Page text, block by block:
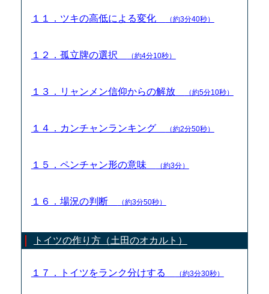
１１．ツキの高低による変化 （約3分40秒）
１２．孤立牌の選択 （約4分10秒）
１３．リャンメン信仰からの解放 （約5分10秒）
１４．カンチャンランキング （約2分50秒）
１５．ペンチャン形の意味 （約3分）
１６．場況の判断 （約3分50秒）
トイツの作り方（土田のオカルト）
１７．トイツをランク分けする （約3分30秒）